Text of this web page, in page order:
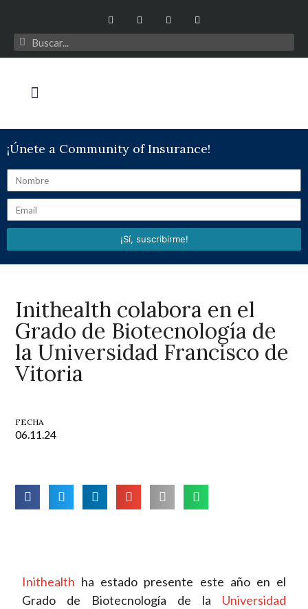
¡Únete a Community of Insurance!
¡Sí, suscribirme!
Inithealth colabora en el
Grado de Biotecnología de
la Universidad Francisco de
Vitoria
FECHA
06.11.24
Inithealth ha estado presente este año en el
Grado de Biotecnología de la Universidad